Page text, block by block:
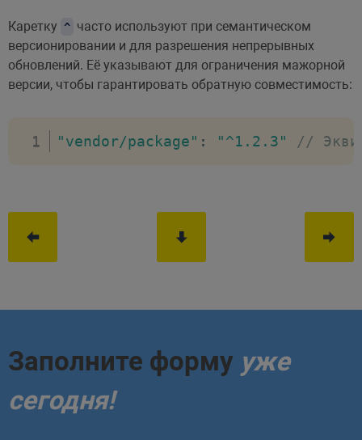
Каретку ^ часто используют при семантическом
версионировании и для разрешения непрерывных
обновлений. Её указывают для ограничения мажорной
версии, чтобы гарантировать обратную совместимость:
"vendor/package" : "^1.2.3" //
Заполните форму уже
сегодня!